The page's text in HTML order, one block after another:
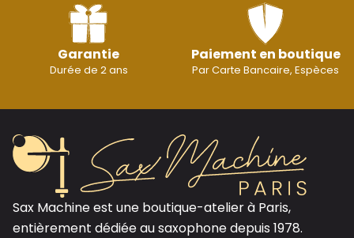
Garantie
Durée de 2 ans
Paiement en boutique
Par Carte Bancaire, Espèces
Sax Machine est une boutique-atelier à Paris,
entièrement dédiée au saxophone depuis 1978.